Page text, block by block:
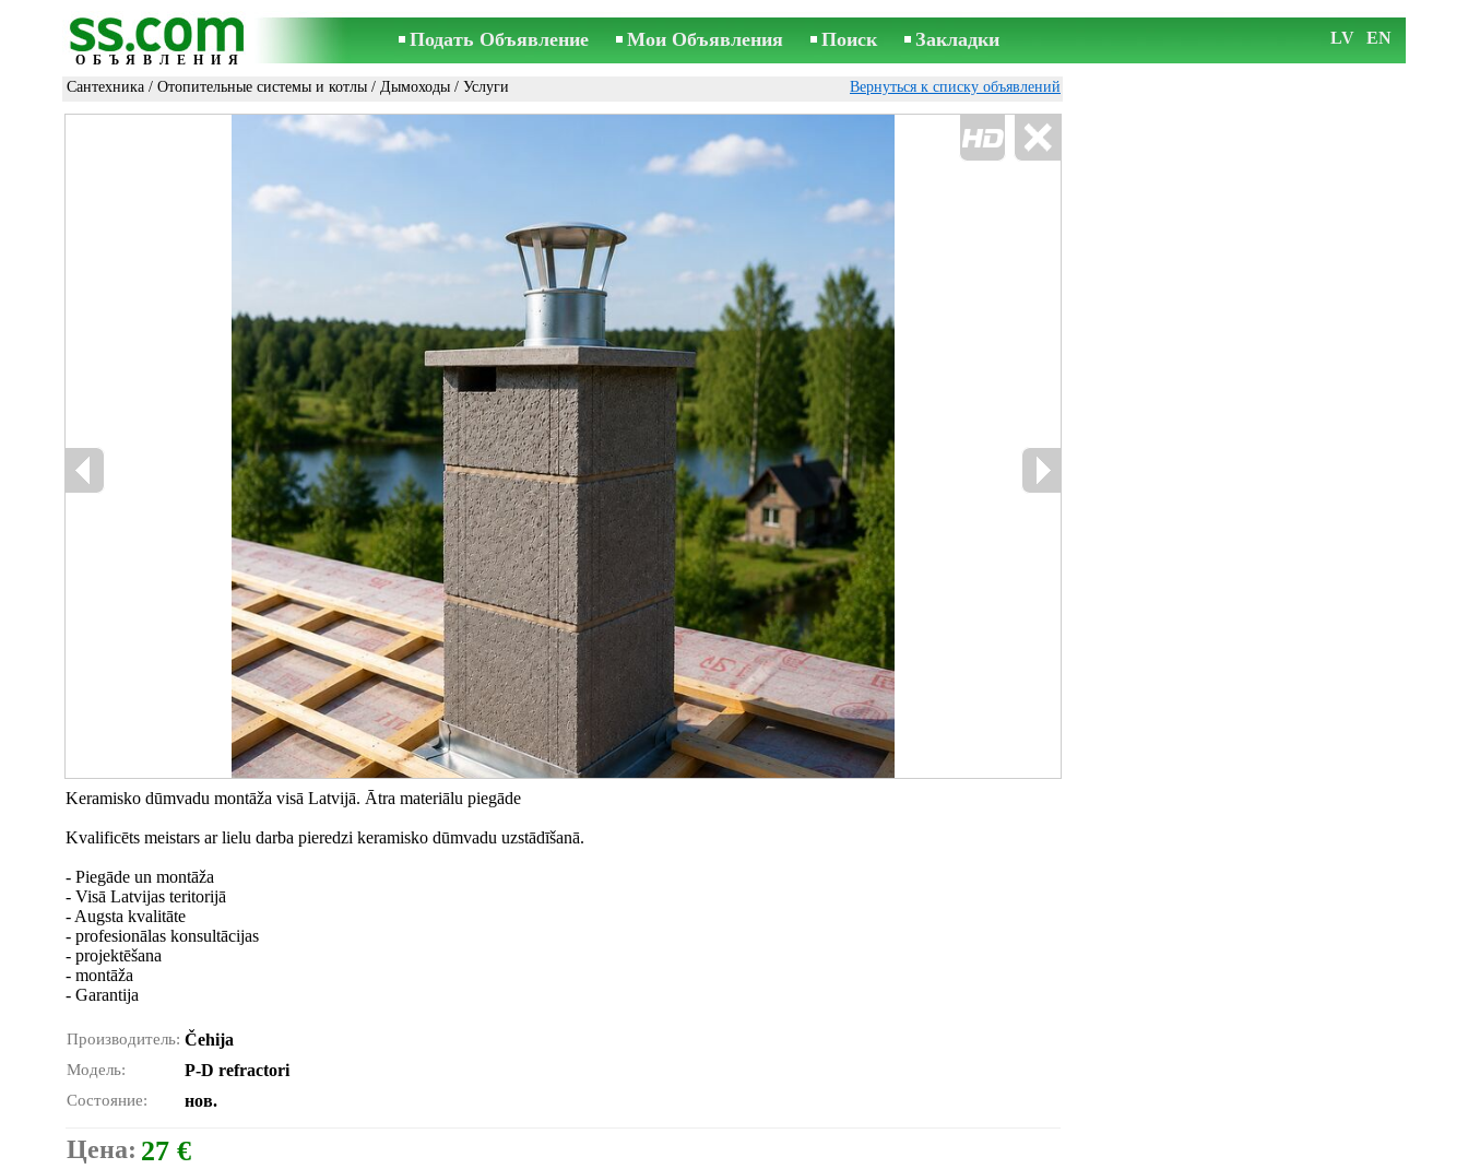
ОБЪЯВЛЕНИЯ
Подать Объявление Мои Объявления Поиск Закладки LV EN
Сантехника / Отопительные системы и котлы / Дымоходы / Услуги Вернуться к списку объявлений
Keramisko dūmvadu montāža visā Latvijā. Ātra materiālu piegāde
Kvalificēts meistars ar lielu darba pieredzi keramisko dūmvadu uzstādīšanā.
- Piegāde un montāža
- Visā Latvijas teritorijā
- Augsta kvalitāte
- profesionālas konsultācijas
- projektēšana
- montāža
- Garantija
Производитель: Čehija
Модель: P-D refractori
Состояние: нов.
Цена: 27 €